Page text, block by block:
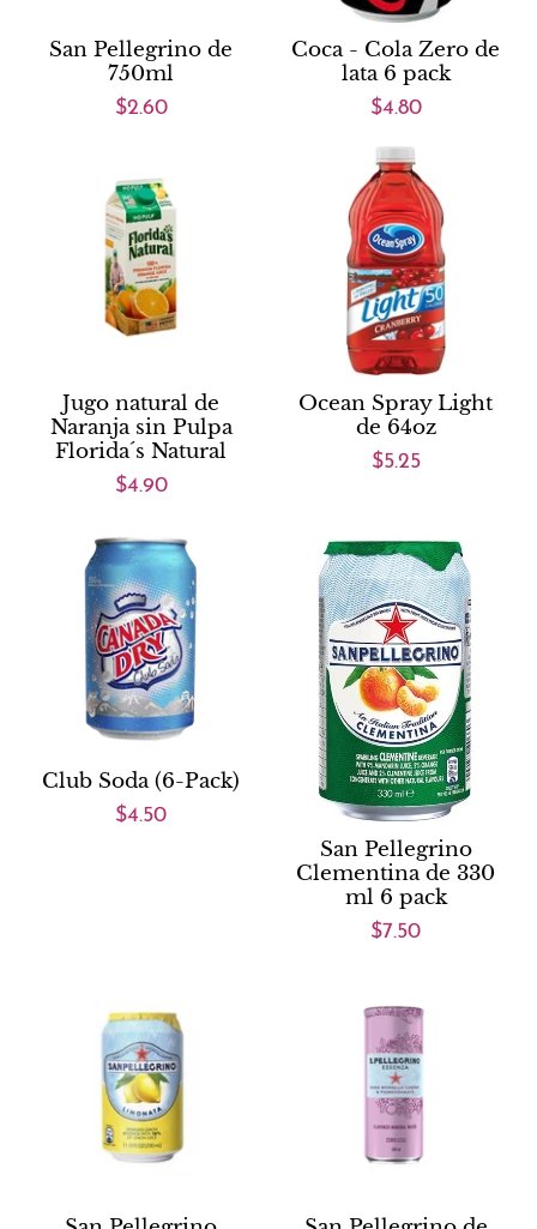
San Pellegrino de
750ml
$2.60
Coca - Cola Zero de
lata 6 pack
$4.80
Jugo natural de
Naranja sin Pulpa
Florida´s Natural
$4.90
Ocean Spray Light
de 64oz
$5.25
Club Soda (6-Pack)
$4.50
San Pellegrino
Clementina de 330
ml 6 pack
$7.50